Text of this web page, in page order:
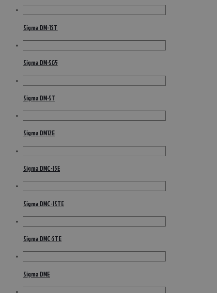
Sigma DM-1ST
Sigma DM-SG5
Sigma DM-ST
Sigma DM12E
Sigma DMC-15E
Sigma DMC-1STE
Sigma DMC-STE
Sigma DME